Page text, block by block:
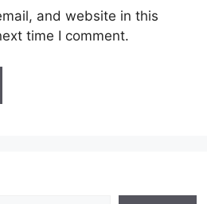
and website in this
time I comment.